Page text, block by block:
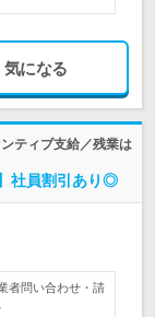
気になる
ティブ支給／残業は
社員割引あり◎
者問い合わせ・請